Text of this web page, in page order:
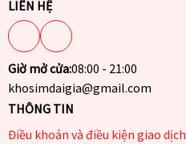
LIÊN HỆ
Giờ mở cửa:08:00 - 21:00
khosimdaigia@gmail.com
THÔNG TIN
Điều khoản và điều kiện giao dịch